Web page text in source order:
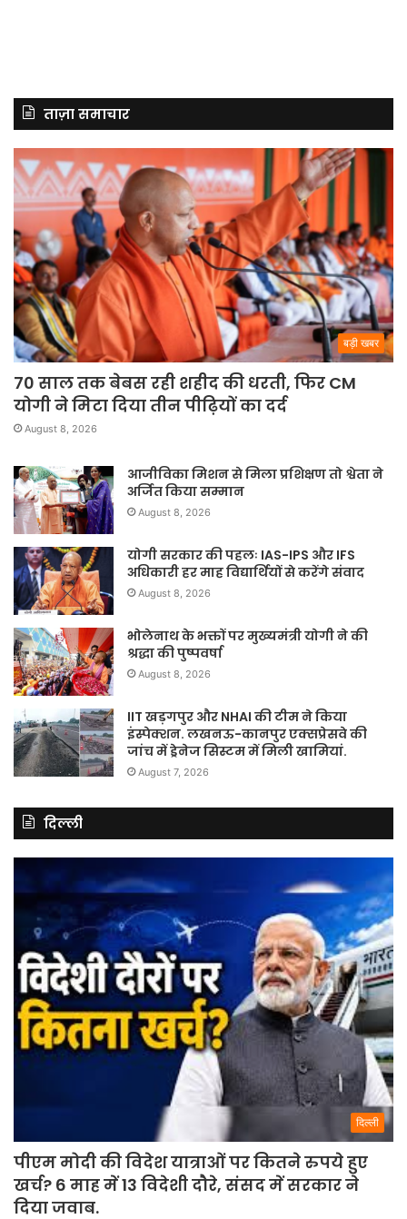
ताज़ा समाचार
बड़ी खबर
70 साल तक बेबस रही शहीद की धरती, फिर CM
योगी ने मिटा दिया तीन पीढ़ियों का दर्द
August 8, 2026
आजीविका मिशन से मिला प्रशिक्षण तो श्वेता ने
अर्जित किया सम्मान
August 8, 2026
योगी सरकार की पहलः IAS-IPS और IFS
अधिकारी हर माह विद्यार्थियों से करेंगे संवाद
August 8, 2026
भोलेनाथ के भक्तों पर मुख्यमंत्री योगी ने की
श्रद्धा की पुष्पवर्षा
August 8, 2026
IIT खड़गपुर और NHAI की टीम ने किया
इंस्पेक्शन. लखनऊ-कानपुर एक्सप्रेसवे की
जांच में ड्रेनेज सिस्टम में मिली खामियां.
August 7, 2026
दिल्ली
दिल्ली
पीएम मोदी की विदेश यात्राओं पर कितने रुपये हुए
खर्च? 6 माह में 13 विदेशी दौरे, संसद में सरकार ने
दिया जवाब.